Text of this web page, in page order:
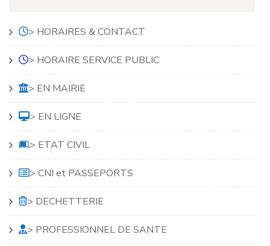
> HORAIRES & CONTACT
> HORAIRE SERVICE PUBLIC
> EN MAIRIE
> EN LIGNE
> ETAT CIVIL
> CNI et PASSEPORTS
> DECHETTERIE
> PROFESSIONNEL DE SANTE